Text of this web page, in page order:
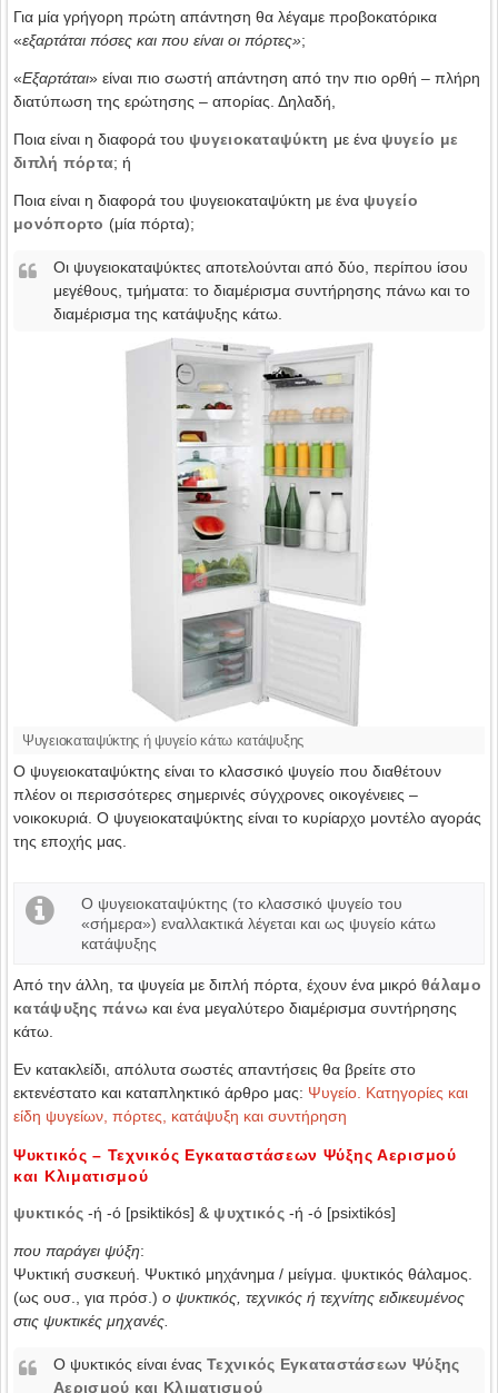
Για μία γρήγορη πρώτη απάντηση θα λέγαμε προβοκατόρικα
«εξαρτάται πόσες και που είναι οι πόρτες»;
«Εξαρτάται» είναι πιο σωστή απάντηση από την πιο ορθή – πλήρη
διατύπωση της ερώτησης – απορίας. Δηλαδή,
Ποια είναι η διαφορά του ψυγειοκαταψύκτη με ένα ψυγείο με
διπλή πόρτα; ή
Ποια είναι η διαφορά του ψυγειοκαταψύκτη με ένα ψυγείο
μονόπορτο (μία πόρτα);
Οι ψυγειοκαταψύκτες αποτελούνται από δύο, περίπου ίσου
μεγέθους, τμήματα: το διαμέρισμα συντήρησης πάνω και το
διαμέρισμα της κατάψυξης κάτω.
Ψυγειοκαταψύκτης ή ψυγείο κάτω κατάψυξης
Ο ψυγειοκαταψύκτης είναι το κλασσικό ψυγείο που διαθέτουν
πλέον οι περισσότερες σημερινές σύγχρονες οικογένειες –
νοικοκυριά. Ο ψυγειοκαταψύκτης είναι το κυρίαρχο μοντέλο αγοράς
της εποχής μας.
Ο ψυγειοκαταψύκτης (το κλασσικό ψυγείο του
«σήμερα») εναλλακτικά λέγεται και ως ψυγείο κάτω
κατάψυξης
Από την άλλη, τα ψυγεία με διπλή πόρτα, έχουν ένα μικρό θάλαμο
κατάψυξης πάνω και ένα μεγαλύτερο διαμέρισμα συντήρησης
κάτω.
Εν κατακλείδι, απόλυτα σωστές απαντήσεις θα βρείτε στο
εκτενέστατο και καταπληκτικό άρθρο μας: Ψυγείο. Κατηγορίες και
είδη ψυγείων, πόρτες, κατάψυξη και συντήρηση
Ψυκτικός – Τεχνικός Εγκαταστάσεων Ψύξης Αερισμού
και Κλιματισμού
ψυκτικός -ή -ό [psiktikós] & ψυχτικός-ή -ό [psixtikós]
που παράγει ψύξη:
Ψυκτική συσκευή. Ψυκτικό μηχάνημα / μείγμα. ψυκτικός θάλαμος.
(ως ουσ., για πρόσ.) ο ψυκτικός, τεχνικός ή τεχνίτης ειδικευμένος
στις ψυκτικές μηχανές.
Ο ψυκτικός είναι ένας Τεχνικός Εγκαταστάσεων Ψύξης
Αερισμού και Κλιματισμού